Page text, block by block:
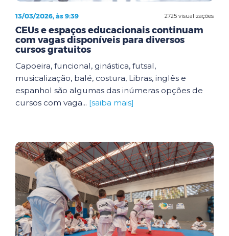
2725 visualizações
13/03/2026, às 9:39
CEUs e espaços educacionais continuam
com vagas disponíveis para diversos
cursos gratuitos
Capoeira, funcional, ginástica, futsal,
musicalização, balé, costura, Libras, inglês e
espanhol são algumas das inúmeras opções de
cursos com vaga... [saiba mais]